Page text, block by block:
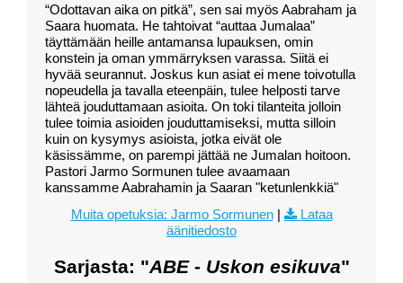
“Odottavan aika on pitkä”, sen sai myös Aabraham ja
Saara huomata. He tahtoivat “auttaa Jumalaa”
täyttämään heille antamansa lupauksen, omin
konstein ja oman ymmärryksen varassa. Siitä ei
hyvää seurannut. Joskus kun asiat ei mene toivotulla
nopeudella ja tavalla eteenpäin, tulee helposti tarve
lähteä jouduttamaan asioita. On toki tilanteita jolloin
tulee toimia asioiden jouduttamiseksi, mutta silloin
kuin on kysymys asioista, jotka eivät ole
käsissämme, on parempi jättää ne Jumalan hoitoon.
Pastori Jarmo Sormunen tulee avaamaan
kanssamme Aabrahamin ja Saaran "ketunlenkkiä"
Muita opetuksia: Jarmo Sormunen|
Lataa
äänitiedosto
Sarjasta: "ABE - Uskon esikuva"